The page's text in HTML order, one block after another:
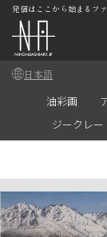
発信はここから始まるフ
日本語
油彩画
ジークレー